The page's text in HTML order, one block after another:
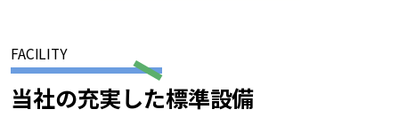
FACILITY
当社の充実した標準設備